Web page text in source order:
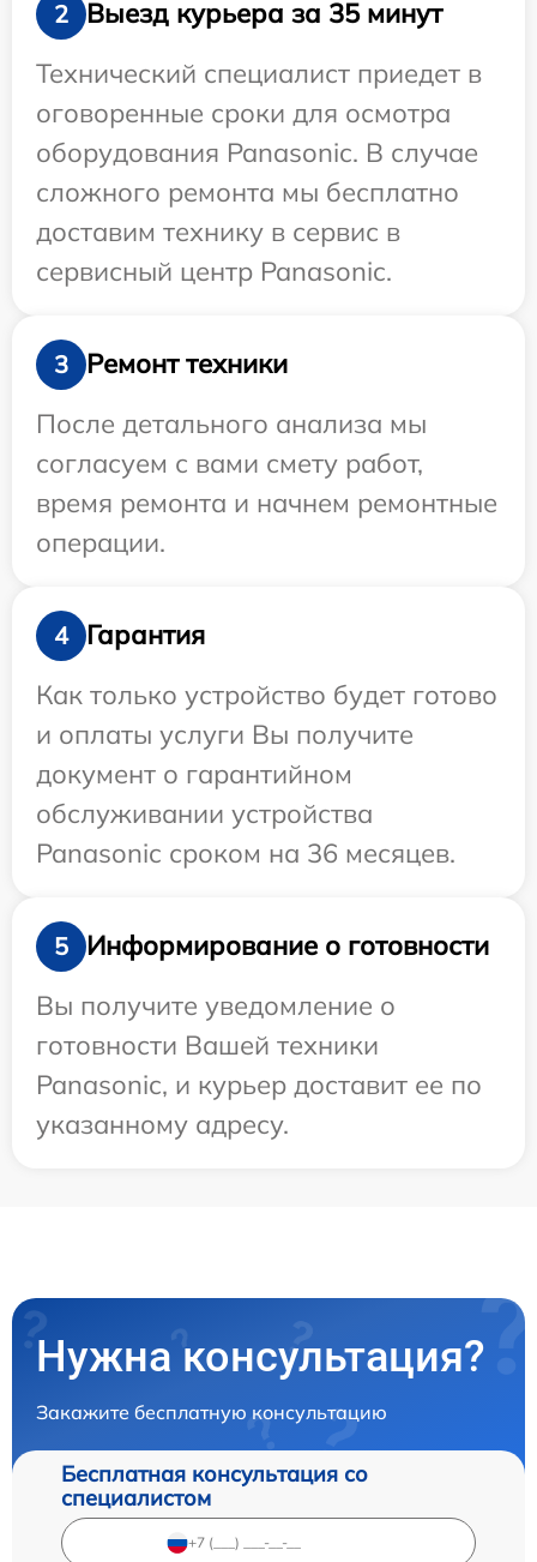
2
Выезд курьера за 35 минут
Технический специалист приедет в
оговоренные сроки для осмотра
оборудования Panasonic. В случае
сложного ремонта мы бесплатно
доставим технику в сервис в
сервисный центр Panasonic.
3
Ремонт техники
После детального анализа мы
согласуем с вами смету работ,
время ремонта и начнем ремонтные
операции.
4
Гарантия
Как только устройство будет готово
и оплаты услуги Вы получите
документ о гарантийном
обслуживании устройства
Panasonic сроком на 36 месяцев.
5
Информирование о готовности
Вы получите уведомление о
готовности Вашей техники
Panasonic, и курьер доставит ее по
указанному адресу.
Нужна консультация?
Закажите бесплатную консультацию
Бесплатная консультация со
специалистом